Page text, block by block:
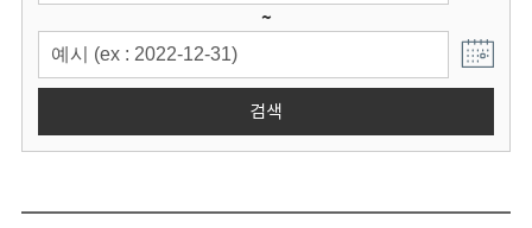
~
검색